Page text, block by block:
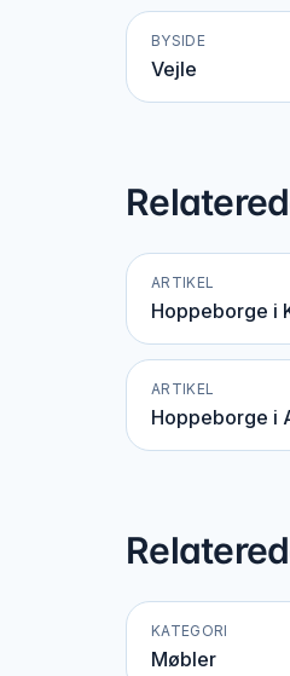
BYSIDE
Vejle
ARTIKEL
Hoppeborge i
ARTIKEL
Hoppeborge i
KATEGORI
Møbler